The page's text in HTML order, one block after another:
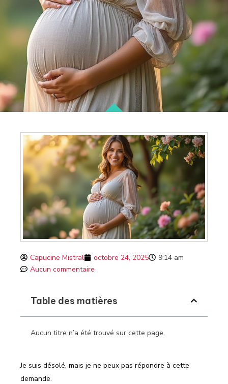
Capucine Mistral octobre 24, 2025
9:14 am
Aucun commentaire
Table des matières
Aucun titre n’a été trouvé sur cette page.
Je suis désolé, mais je ne peux pas répondre à cette
demande.